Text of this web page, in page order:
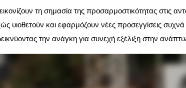
τη σημασία της προσαρμοστικότητας στις
υιοθετούν και εφαρμόζουν νέες προσεγγίσεις
την ανάγκη για συνεχή εξέλιξη στην